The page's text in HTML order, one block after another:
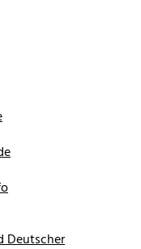
Deutscher